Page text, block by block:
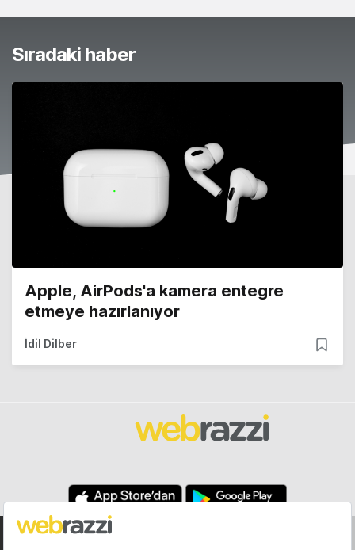
Sıradaki haber
Apple, AirPods'a kamera entegre
etmeye hazırlanıyor
İdil Dilber